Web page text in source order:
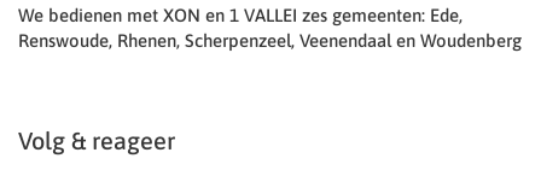
We bedienen met XON en 1 VALLEI zes gemeenten: Ede,
Renswoude, Rhenen, Scherpenzeel, Veenendaal en Woudenberg
Volg & reageer